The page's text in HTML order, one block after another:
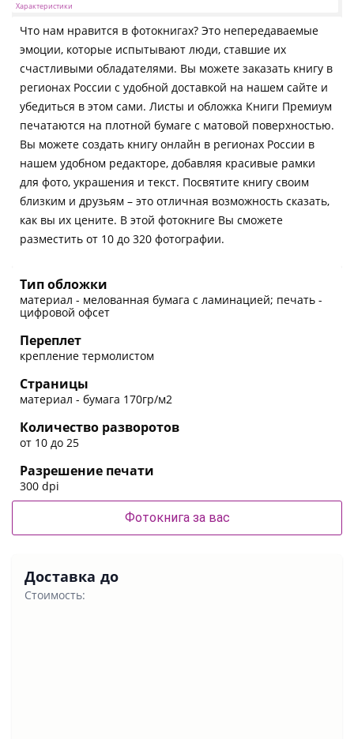
Характеристики
Что нам нравится в фотокнигах? Это непередаваемые
эмоции, которые испытывают люди, ставшие их
счастливыми обладателями. Вы можете заказать книгу в
регионах России с удобной доставкой на нашем сайте и
убедиться в этом сами. Листы и обложка Книги Премиум
печатаются на плотной бумаге с матовой поверхностью.
Вы можете создать книгу онлайн в регионах России в
нашем удобном редакторе, добавляя красивые рамки
для фото, украшения и текст. Посвятите книгу своим
близким и друзьям – это отличная возможность сказать,
как вы их цените. В этой фотокниге Вы сможете
разместить от 10 до 320 фотографии.
Тип обложки
материал - мелованная бумага с ламинацией; печать -
цифровой офсет
Переплет
крепление термолистом
Страницы
материал - бумага 170гр/м2
Количество разворотов
от 10 до 25
Разрешение печати
300 dpi
Фотокнига за вас
Доставка до
Стоимость: